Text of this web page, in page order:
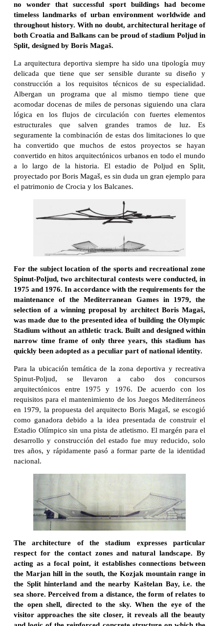
no wonder that successful sport buildings had become
timeless landmarks of urban environment worldwide and
throughout history. With no doubt, architectural heritage of
both Croatia and Balkans can be proud of stadium Poljud in
Split, designed by Boris Magaš.
La arquitectura deportiva siempre ha sido una tipología muy
delicada que tiene que ser sensible durante su diseño y
construcción a los requisitos técnicos de su especialidad.
Albergan un programa que al mismo tiempo tiene que
acomodar docenas de miles de personas siguiendo una clara
lógica en los flujos de circulación con fuertes elementos
estructurales que salven grandes tramos de luz. Es
seguramente la combinación de estas dos limitaciones lo que
ha convertido que muchos de estos proyectos se hayan
convertido en hitos arquitectónicos urbanos en todo el mundo
a lo largo de la historia. El estadio de Poljud en Split,
proyectado por Boris Magaš, es sin duda un gran ejemplo para
el patrimonio de Crocia y los Balcanes.
For the subject location of the sports and recreational zone
Spinut-Poljud, two architectural contests were conducted, in
1975 and 1976. In accordance with the requirements for the
maintenance of the Mediterranean Games in 1979, the
selection of a winning proposal by architect Boris Magaš,
was made due to the presented idea of building the Olympic
Stadium without an athletic track. Built and designed within
narrow time frame of only three years, this stadium has
quickly been adopted as a peculiar part of national identity.
Para la ubicación temática de la zona deportiva y recreativa
Spinut-Poljud, se llevaron a cabo dos concursos
arquitectónicos entre 1975 y 1976. De acuerdo con los
requisitos para el mantenimiento de los Juegos Mediterráneos
en 1979, la propuesta del arquitecto Boris Magaš, se escogió
como ganadora debido a la idea presentada de construir el
Estadio Olímpico sin una pista de atletismo. El margén para el
desarrollo y construcción del estado fue muy reducido, solo
tres años, y rápidamente pasó a formar parte de la identidad
nacional.
The architecture of the stadium expresses particular
respect for the contact zones and natural landscape. By
acting as a focal point, it establishes connections between
the Marjan hill in the south, the Kozjak mountain range in
the Split hinterland and the nearby Kaštelan Bay, i.e. the
sea shore. Perceived from a distance, the form of relates to
the open shell, directed to the sky. When the eye of the
visitor approaches the site closer, it reveals all the beauty